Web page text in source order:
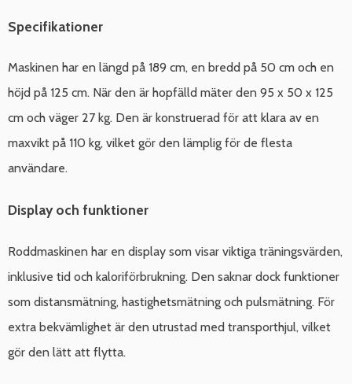
Specifikationer
Maskinen har en längd på 189 cm, en bredd på 50 cm och en
höjd på 125 cm. När den är hopfälld mäter den 95 x 50 x 125
cm och väger 27 kg. Den är konstruerad för att klara av en
maxvikt på 110 kg, vilket gör den lämplig för de flesta
användare.
Display och funktioner
Roddmaskinen har en display som visar viktiga träningsvärden,
inklusive tid och kaloriförbrukning. Den saknar dock funktioner
som distansmätning, hastighetsmätning och pulsmätning. För
extra bekvämlighet är den utrustad med transporthjul, vilket
gör den lätt att flytta.